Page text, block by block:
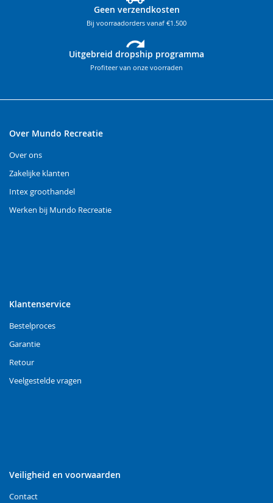
Geen verzendkosten
Bij voorraadorders vanaf €1.500
Uitgebreid dropship programma
Profiteer van onze voorraden
Over Mundo Recreatie
Over ons
Zakelijke klanten
Intex groothandel
Werken bij Mundo Recreatie
Klantenservice
Bestelproces
Garantie
Retour
Veelgestelde vragen
Veiligheid en voorwaarden
Contact